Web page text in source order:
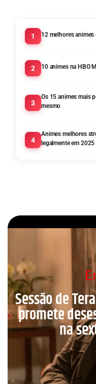
1 12 melhores
2 10 animes na HBO
3
Os 15 animes mais
mesmo
4
Animes melhores
legalmente em 2025
Sessão de
promete
na